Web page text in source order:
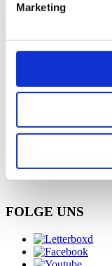
Marketing
anzusehen.
Galerie
FOLGE UNS